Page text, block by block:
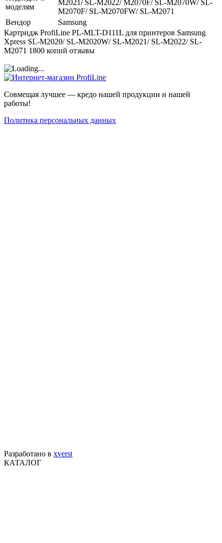
моделям
M2021/ SL-M2022/ M2070F/ SL-M2070W/ SL-
M2070F/ SL-M2070FW/ SL-M2071
Вендор
Samsung
Картридж ProfiLine PL-MLT-D111L для принтеров Samsung
Xpress SL-M2020/ SL-M2020W/ SL-M2021/ SL-M2022/ SL-
M2071 1800 копий отзывы
Совмещая лучшее — кредо нашей продукции и нашей
работы!
Политика персональных данных
Разработано в xverst
КАТАЛОГ